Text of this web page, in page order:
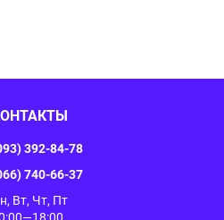
392-84-78
740-66-37
Вт, Чт, Пт